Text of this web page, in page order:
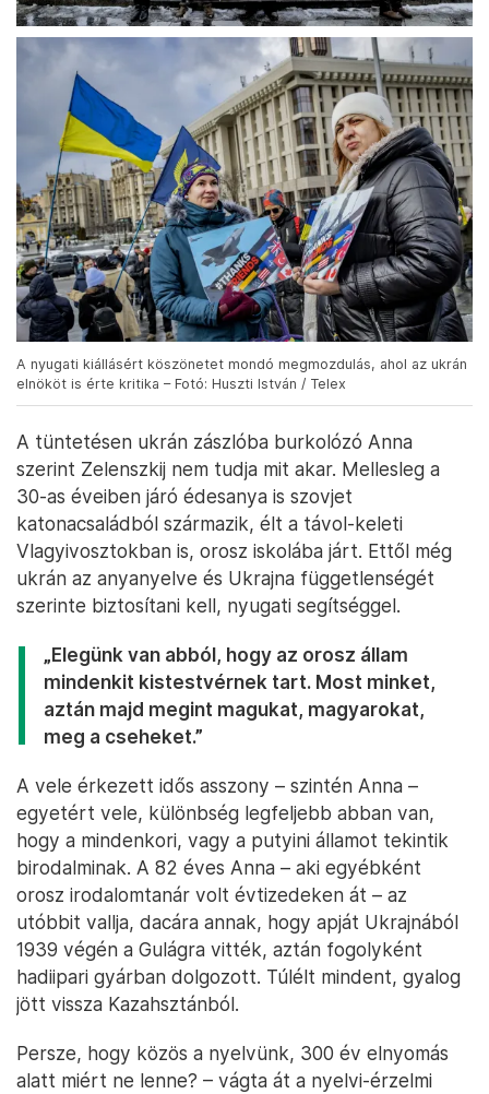
A nyugati kiállásért köszönetet mondó megmozdulás, ahol az ukrán
elnököt is érte kritika – Fotó: Huszti István / Telex
A tüntetésen ukrán zászlóba burkolózó Anna
szerint Zelenszkij nem tudja mit akar. Mellesleg a
30-as éveiben járó édesanya is szovjet
katonacsaládból származik, élt a távol-keleti
Vlagyivosztokban is, orosz iskolába járt. Ettől még
ukrán az anyanyelve és Ukrajna függetlenségét
szerinte biztosítani kell, nyugati segítséggel.
„Elegünk van abból, hogy az orosz állam
mindenkit kistestvérnek tart. Most minket,
aztán majd megint magukat, magyarokat,
meg a cseheket.”
A vele érkezett idős asszony – szintén Anna –
egyetért vele, különbség legfeljebb abban van,
hogy a mindenkori, vagy a putyini államot tekintik
birodalminak. A 82 éves Anna – aki egyébként
orosz irodalomtanár volt évtizedeken át – az
utóbbit vallja, dacára annak, hogy apját Ukrajnából
1939 végén a Gulágra vitték, aztán fogolyként
hadiipari gyárban dolgozott. Túlélt mindent, gyalog
jött vissza Kazahsztánból.
Persze, hogy közös a nyelvünk, 300 év elnyomás
alatt miért ne lenne? – vágta át a nyelvi-érzelmi